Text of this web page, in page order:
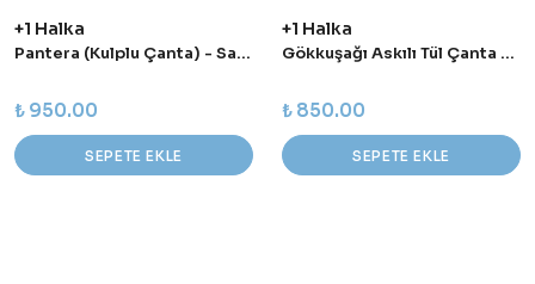
+1 Halka
Pantera (Kulplu Çanta) - Sarı&Gri
₺ 950.00
SEPETE EKLE
+1 Halka
Gökkuşağı Askılı Tül Çanta - Pembe
₺ 850.00
SEPETE EKLE